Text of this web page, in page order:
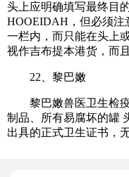
头上应明确填写最终目
HOOEIDAH，但必须注
一栏内，而只能在头上
视作吉布提本港货，而
22、黎巴嫩
黎巴嫩兽医卫生检疫
制品、所有易腐坏的罐
出具的正式卫生证书，